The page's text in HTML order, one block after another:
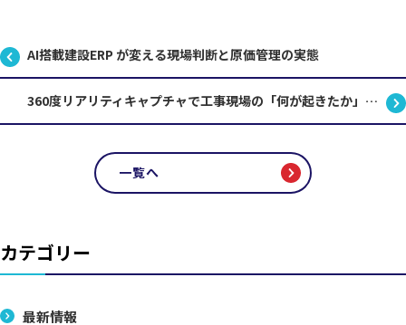
AI搭載建設ERP が変える現場判断と原価管理の実態
360度リアリティキャプチャで工事現場の「何が起きたか」を可視化する建設DX最前線
一覧へ
カテゴリー
最新情報